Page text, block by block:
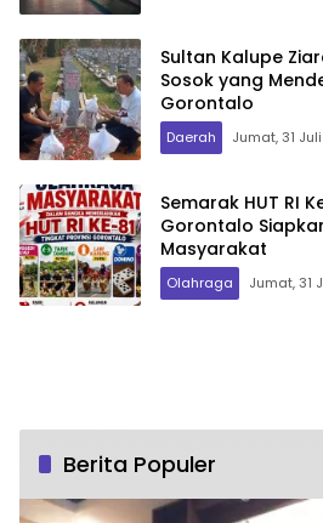
Sultan Kalupe
Sosok yang
Gorontalo
Daerah Jumat, 31
Semarak HUT RI
Gorontalo
Masyarakat
Olahraga Jumat, 31
Berita Populer